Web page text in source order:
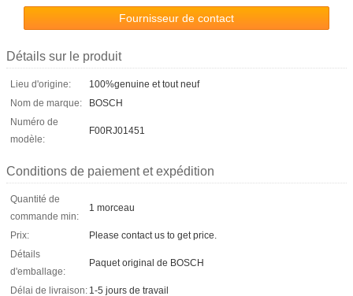
Fournisseur de contact
Détails sur le produit
Lieu d'origine:
100%genuine et tout neuf
Nom de marque:
BOSCH
Numéro de
modèle:
F00RJ01451
Conditions de paiement et expédition
Quantité de
commande min:
1 morceau
Prix:
Please contact us to get price.
Détails
d'emballage:
Paquet original de BOSCH
Délai de livraison: 1-5 jours de travail